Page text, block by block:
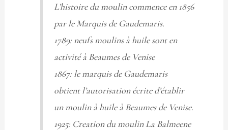
L’histoire du moulin commence en 1856
par le Marquis de Gaudemaris.
1789: neufs moulins à huile sont en
activité à Beaumes de Venise
1867: le marquis de Gaudemaris
obtient l’autorisation écrite d’établir
un moulin à huile à Beaumes de Venise.
1925: Creation du moulin La Balmeene